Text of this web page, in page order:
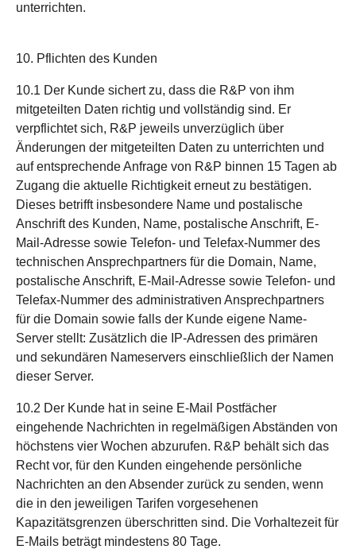
unterrichten.
10. Pflichten des Kunden
10.1 Der Kunde sichert zu, dass die R&P von ihm
mitgeteilten Daten richtig und vollständig sind. Er
verpflichtet sich, R&P jeweils unverzüglich über
Änderungen der mitgeteilten Daten zu unterrichten und
auf entsprechende Anfrage von R&P binnen 15 Tagen ab
Zugang die aktuelle Richtigkeit erneut zu bestätigen.
Dieses betrifft insbesondere Name und postalische
Anschrift des Kunden, Name, postalische Anschrift, E-
Mail-Adresse sowie Telefon- und Telefax-Nummer des
technischen Ansprechpartners für die Domain, Name,
postalische Anschrift, E-Mail-Adresse sowie Telefon- und
Telefax-Nummer des administrativen Ansprechpartners
für die Domain sowie falls der Kunde eigene Name-
Server stellt: Zusätzlich die IP-Adressen des primären
und sekundären Nameservers einschließlich der Namen
dieser Server.
10.2 Der Kunde hat in seine E-Mail Postfächer
eingehende Nachrichten in regelmäßigen Abständen von
höchstens vier Wochen abzurufen. R&P behält sich das
Recht vor, für den Kunden eingehende persönliche
Nachrichten an den Absender zurück zu senden, wenn
die in den jeweiligen Tarifen vorgesehenen
Kapazitätsgrenzen überschritten sind. Die Vorhaltezeit für
E-Mails beträgt mindestens 80 Tage.